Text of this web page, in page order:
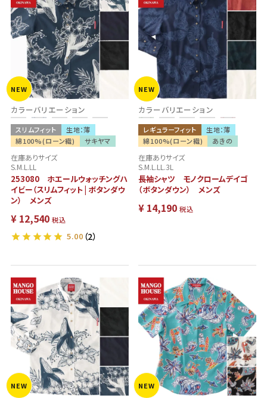
カラーバリエーション
スリムフィット
生地：薄
綿100%(ローン織)
サキヤマ
NEW
在庫ありサイズ
S.M.L.LL
253080 ホエールウォッチングハ
イビー（スリムフィット | ボタンダウ
ン） メンズ
¥ 12,540 税込
5.00 （2）
カラーバリエーション
レギュラーフィット
生地：薄
綿100%(ローン織)
あきの
NEW
在庫ありサイズ
S.M.L.LL.3L
長袖シャツ モノクロームデイゴ
（ボタンダウン） メンズ
¥ 14,190 税込
NEW NEW